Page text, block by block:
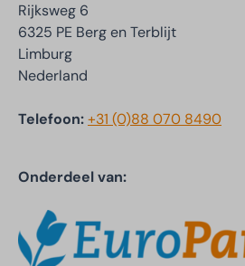
Rijksweg 6
6325 PE Berg en Terblijt
Limburg
Nederland
Telefoon:+31 (0)88 070 8490
Onderdeel van: